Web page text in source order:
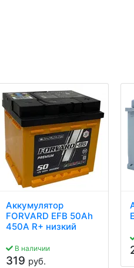
Аккумулятор
FORVARD EFB 50Ah
450A R+ низкий
В наличии
319 руб.